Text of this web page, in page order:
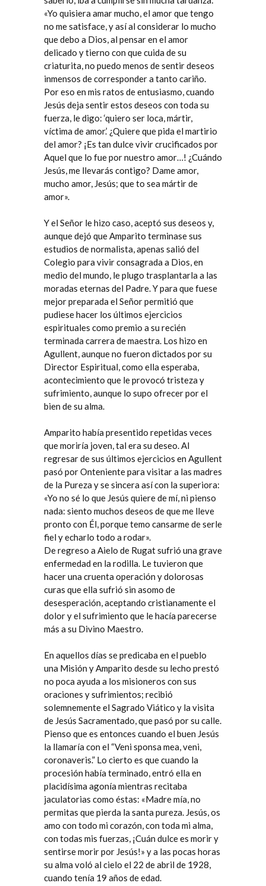
«Yo quisiera amar mucho, el amor que tengo
no me satisface, y así al considerar lo mucho
que debo a Dios, al pensar en el amor
delicado y tierno con que cuida de su
criaturita, no puedo menos de sentir deseos
inmensos de corresponder a tanto cariño.
Por eso en mis ratos de entusiasmo, cuando
Jesús deja sentir estos deseos con toda su
fuerza, le digo: ‘quiero ser loca, mártir,
víctima de amor.’ ¿Quiere que pida el martirio
del amor? ¡Es tan dulce vivir crucificados por
Aquel que lo fue por nuestro amor…! ¿Cuándo
Jesús, me llevarás contigo? Dame amor,
mucho amor, Jesús; que to sea mártir de
amor».
Y el Señor le hizo caso, aceptó sus deseos y,
aunque dejó que Amparito terminase sus
estudios de normalista, apenas salió del
Colegio para vivir consagrada a Dios, en
medio del mundo, le plugo trasplantarla a las
moradas eternas del Padre. Y para que fuese
mejor preparada el Señor permitió que
pudiese hacer los últimos ejercicios
espirituales como premio a su recién
terminada carrera de maestra. Los hizo en
Agullent, aunque no fueron dictados por su
Director Espiritual, como ella esperaba,
acontecimiento que le provocó tristeza y
sufrimiento, aunque lo supo ofrecer por el
bien de su alma.
Amparito había presentido repetidas veces
que moriría joven, tal era su deseo. Al
regresar de sus últimos ejercicios en Agullent
pasó por Onteniente para visitar a las madres
de la Pureza y se sincera así con la superiora:
«Yo no sé lo que Jesús quiere de mí, ni pienso
nada: siento muchos deseos de que me lleve
pronto con Él, porque temo cansarme de serle
fiel y echarlo todo a rodar».
De regreso a Aielo de Rugat sufrió una grave
enfermedad en la rodilla. Le tuvieron que
hacer una cruenta operación y dolorosas
curas que ella sufrió sin asomo de
desesperación, aceptando cristianamente el
dolor y el sufrimiento que le hacía parecerse
más a su Divino Maestro.
En aquellos días se predicaba en el pueblo
una Misión y Amparito desde su lecho prestó
no poca ayuda a los misioneros con sus
oraciones y sufrimientos; recibió
solemnemente el Sagrado Viático y la visita
de Jesús Sacramentado, que pasó por su calle.
Pienso que es entonces cuando el buen Jesús
la llamaría con el “Veni sponsa mea, veni,
coronaveris.” Lo cierto es que cuando la
procesión había terminado, entró ella en
placidísima agonía mientras recitaba
jaculatorias como éstas: «Madre mía, no
permitas que pierda la santa pureza. Jesús, os
amo con todo mi corazón, con toda mi alma,
con todas mis fuerzas, ¡Cuán dulce es morir y
sentirse morir por Jesús!» y a las pocas horas
su alma voló al cielo el 22 de abril de 1928,
cuando tenía 19 años de edad.